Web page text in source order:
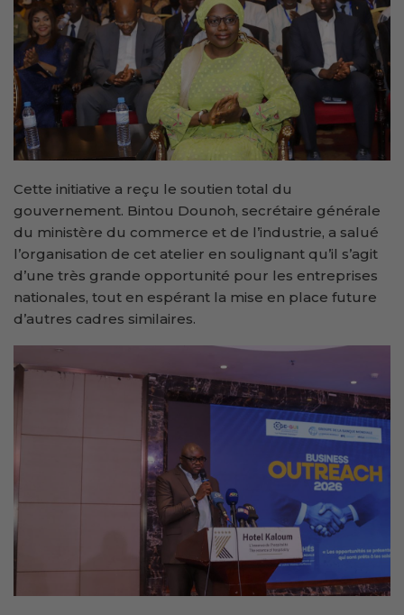
Cette initiative a reçu le soutien total du
gouvernement. Bintou Dounoh, secrétaire générale
du ministère du commerce et de l’industrie, a salué
l’organisation de cet atelier en soulignant qu’il s’agit
d’une très grande opportunité pour les entreprises
nationales, tout en espérant la mise en place future
d’autres cadres similaires.